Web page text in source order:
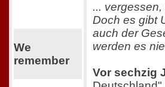
We
remember
...
Doch es gibt
auch der
werden es
Vor sechzig